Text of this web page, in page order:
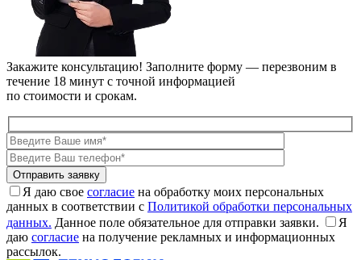
Закажите консультацию! Заполните форму — перезвоним в
течение 18 минут с точной информацией
по стоимости и срокам.
Я даю свое согласие на обработку моих персональных
данных в соответствии с Политикой обработки персональных
данных. Данное поле обязательное для отправки заявки.
Я
даю согласие на получение рекламных и информационных
рассылок.